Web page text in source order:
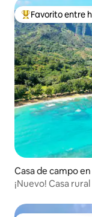
De los mejores en
Favorito entre
Casa de campo
¡Nuevo! Casa